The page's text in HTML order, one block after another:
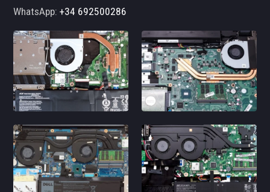
WhatsApp:+34 692500286